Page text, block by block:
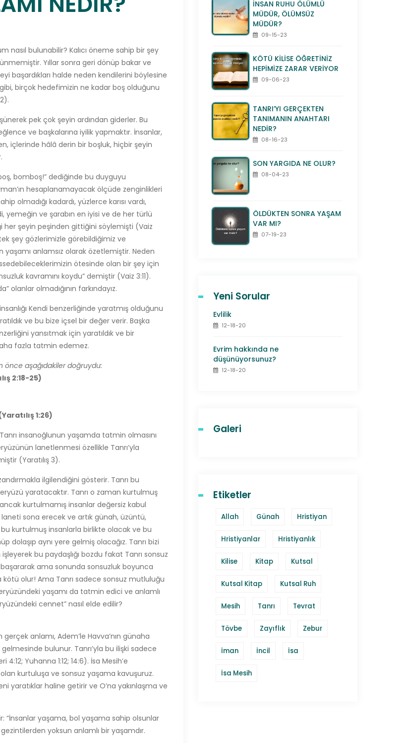
bulunabilir? Kalıcı öneme sahip bir şey
Yıllar sonra geri dönüp bakar ve
başardıkları halde neden kendilerini böylesine
birçok hedefimizin ne kadar boş olduğunu
pek çok şeyin ardından giderler. Bu
ve başkalarına iyilik yapmaktır. İnsanlar,
içlerinde hâlâ derin bir boşluk, hiçbir şeyin
bomboş!” dediğinde bu duyguyu
hesaplanamayacak ölçüde zenginlikleri
olmadığı kadardı, yüzlerce karısı vardı,
yemeğin ve şarabın en iyisi ve de her türlü
şeyin peşinden gittiğini söylemişti (Vaiz
şey gözlerimizle görebildiğimiz ve
anlamsız olarak özetlemiştir. Neden
ötesinde olan bir şey için
kavramını koydu” demiştir (Vaiz 3:11).
olmadığının farkındayız.
insanlığı Kendi benzerliğinde yaratmış olduğunu
ve bu bize içsel bir değer verir. Başka
yansıtmak için yaratıldık ve bir
fazla tatmin edemez.
önce aşağıdakiler doğruydu:
2:18-25)
1:26)
insanoğlunun yaşamda tatmin olmasını
lanetlenmesi özellikle Tanrı’yla
(Yaratılış 3).
ilgilendiğini gösterir. Tanrı bu
yaratacaktır. Tanrı o zaman kurtulmuş
kurtulmamış insanlar değersiz kabul
laneti sona erecek ve artık günah, üzüntü,
bu kurtulmuş insanlarla birlikte olacak ve bu
dolaşıp aynı yere gelmiş olacağız. Tanrı bizi
bu paydaşlığı bozdu fakat Tanrı sonsuz
ama sonunda sonsuzluk boyunca
kötü olur! Ama Tanrı sadece sonsuz mutluluğu
yaşamı da tatmin edici ve anlamlı
cennet” nasıl elde edilir?
anlamı, Adem’le Havva’nın günaha
bulunur. Tanrı’yla bu ilişki sadece
Yuhanna 1:12; 14:6). İsa Mesih’e
olan kurtuluşa ve sonsuz yaşama kavuşuruz.
yaratıklar haline getirir ve O’na yakınlaşma ve
“İnsanlar yaşama, bol yaşama sahip olsunlar
yoksun anlamlı bir yaşamdır.
İNSAN RUHU ÖLÜMLÜ
MÜDÜR, ÖLÜMSÜZ
MÜDÜR?
09-15-23
KÖTÜ KİLİSE ÖĞRETİNİZ
HEPİMİZE ZARAR VERİYOR
09-06-23
TANRI’YI GERÇEKTEN
TANIMANIN ANAHTARI
NEDİR?
08-16-23
SON YARGIDA NE OLUR?
08-04-23
ÖLDÜKTEN SONRA YAŞAM
VAR MI?
07-19-23
Yeni Sorular
Evlilik
12-18-20
Evrim hakkında ne
düşünüyorsunuz?
12-18-20
Galeri
Etiketler
Allah Günah Hristiyan
Hristiyanlar Hristiyanlık
Kilise Kitap Kutsal
Kutsal Kitap Kutsal Ruh
Mesih Tanrı Tevrat
Tövbe Zayıflık Zebur
İman İncil İsa
İsa Mesih